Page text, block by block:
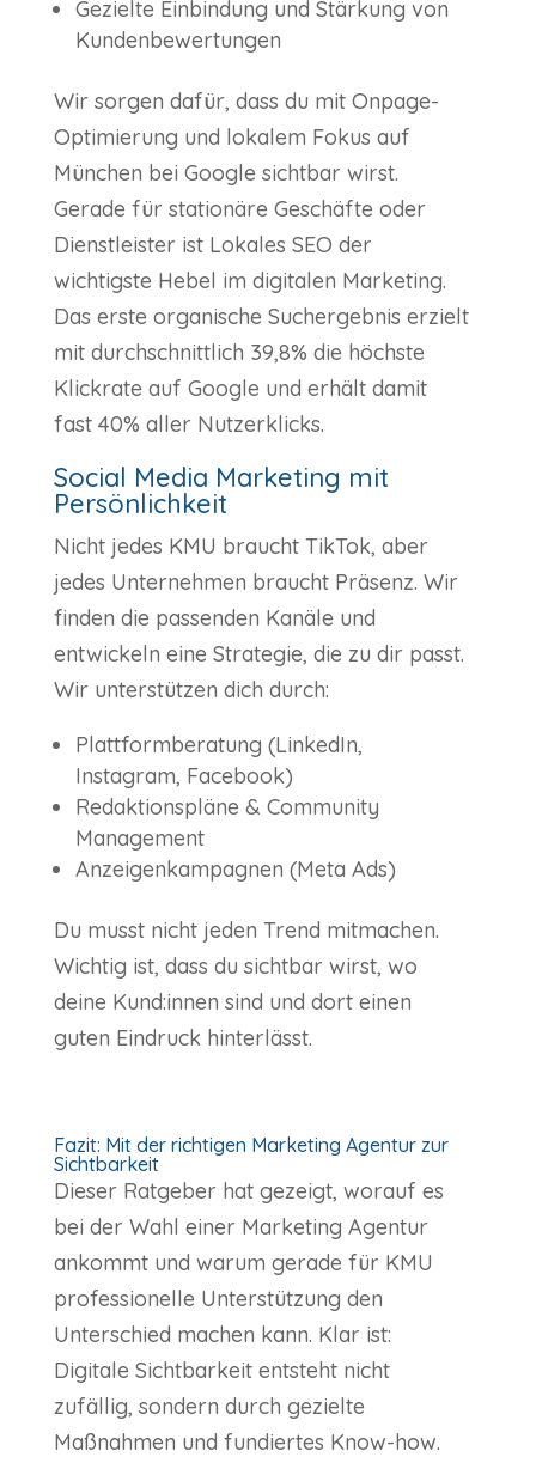
Gezielte Einbindung und Stärkung von
Kundenbewertungen
Wir sorgen dafür, dass du mit Onpage-
Optimierung und lokalem Fokus auf
München bei Google sichtbar wirst.
Gerade für stationäre Geschäfte oder
Dienstleister ist Lokales SEO der
wichtigste Hebel im digitalen Marketing.
Das erste organische Suchergebnis erzielt
mit durchschnittlich 39,8% die höchste
Klickrate auf Google und erhält damit
fast 40% aller Nutzerklicks.
Social Media Marketing mit
Persönlichkeit
Nicht jedes KMU braucht TikTok, aber
jedes Unternehmen braucht Präsenz. Wir
finden die passenden Kanäle und
entwickeln eine Strategie, die zu dir passt.
Wir unterstützen dich durch:
Plattformberatung (LinkedIn,
Instagram, Facebook)
Redaktionspläne & Community
Management
Anzeigenkampagnen (Meta Ads)
Du musst nicht jeden Trend mitmachen.
Wichtig ist, dass du sichtbar wirst, wo
deine Kund:innen sind und dort einen
guten Eindruck hinterlässt.
Fazit: Mit der richtigen Marketing Agentur zur
Sichtbarkeit
Dieser Ratgeber hat gezeigt, worauf es
bei der Wahl einer Marketing Agentur
ankommt und warum gerade für KMU
professionelle Unterstützung den
Unterschied machen kann. Klar ist:
Digitale Sichtbarkeit entsteht nicht
zufällig, sondern durch gezielte
Maßnahmen und fundiertes Know-how.